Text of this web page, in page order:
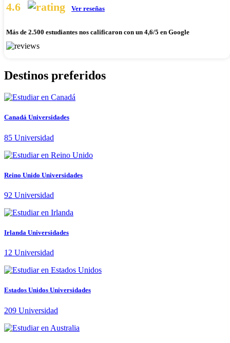
4.6 Ver reseñas
Más de 2.500 estudiantes nos calificaron con un 4,6/5 en Google
Destinos preferidos
Canadá Universidades
85 Universidad
Reino Unido Universidades
92 Universidad
Irlanda Universidades
12 Universidad
Estados Unidos Universidades
209 Universidad